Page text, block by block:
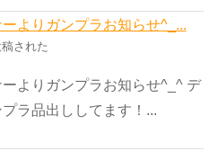
よりガンプラお知らせ^_...
された
よりガンプラお知らせ^_^ デ
ラ品出ししてます！...